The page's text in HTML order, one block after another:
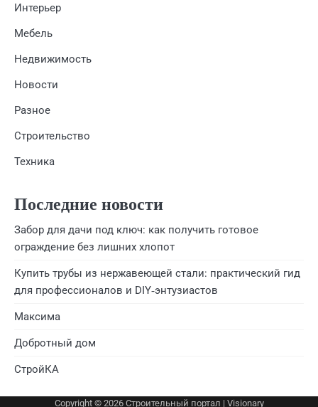
Интерьер
Мебель
Недвижимость
Новости
Разное
Строительство
Техника
Последние новости
Забор для дачи под ключ: как получить готовое
ограждение без лишних хлопот
Купить трубы из нержавеющей стали: практический гид
для профессионалов и DIY‑энтузиастов
Максима
Добротный дом
СтройКА
Copyright © 2026 Строительный портал | Visionary